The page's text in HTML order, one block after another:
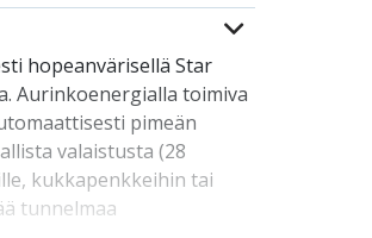
hopeanvärisellä Star
Aurinkoenergialla toimiva
pimeän
valaistusta (28
kukkapenkkeihin tai
tunnelmaa